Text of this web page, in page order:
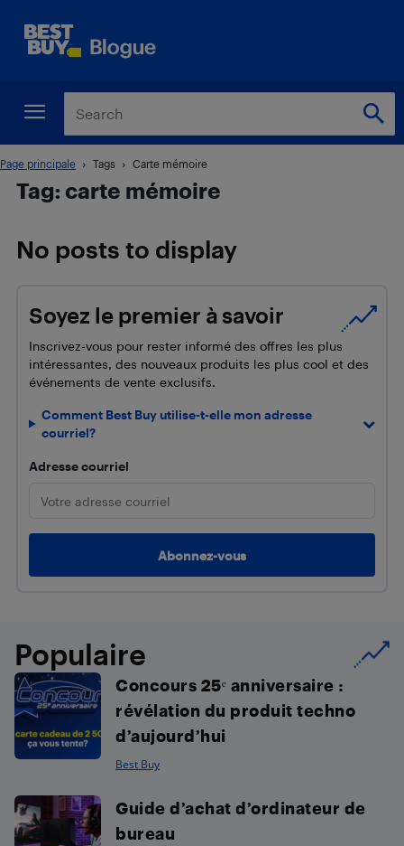
Page principale Tags Carte mémoire
Tag: carte mémoire
No posts to display
Soyez le premier à savoir
Inscrivez-vous pour rester informé des offres les plus
intéressantes, des nouveaux produits les plus cool et des
événements de vente exclusifs.
Comment Best Buy utilise-t-elle mon adresse
courriel?
Adresse courriel
Populaire
Concours 25ᵉ anniversaire :
révélation du produit techno
d’aujourd’hui
Best Buy
Guide d’achat d’ordinateur de
bureau